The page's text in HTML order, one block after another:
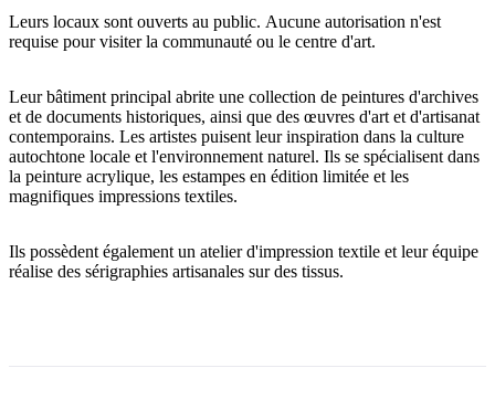
Rechercher:
Sign
Leurs locaux sont ouverts au public. Aucune autorisation n'est
requise pour visiter la communauté ou le centre d'art.
Leur bâtiment principal abrite une collection de peintures d'archives
et de documents historiques, ainsi que des œuvres d'art et d'artisanat
contemporains. Les artistes puisent leur inspiration dans la culture
autochtone locale et l'environnement naturel. Ils se spécialisent dans
la peinture acrylique, les estampes en édition limitée et les
magnifiques impressions textiles.
Ils possèdent également un atelier d'impression textile et leur équipe
réalise des sérigraphies artisanales sur des tissus.